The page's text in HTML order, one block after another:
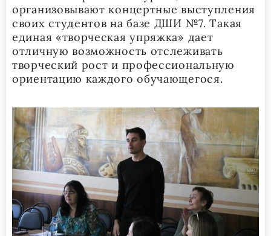
организовывают концертные выступления
своих студентов на базе ДШИ №7. Такая
единая «творческая упряжка» дает
отличную возможность отслеживать
творческий рост и профессиональную
ориентацию каждого обучающегося.